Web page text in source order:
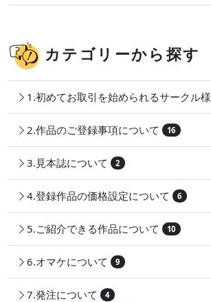
カテゴリーから探す
1.初めてお取引を始められるサークル様
2.作品のご登録事項について 16
3.見本誌について 2
4.登録作品の価格設定について 6
5.ご紹介できる作品について 10
6.オマケについて 9
7.発注について 4